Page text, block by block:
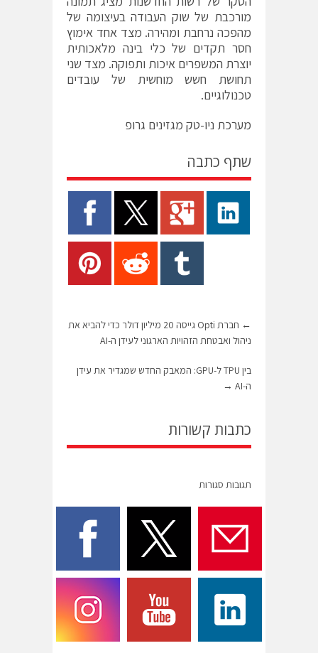
מורכבת של שוק העבודה בעיצומה של
מהפכה נרחבת ומהירה. מצד אחד אימוץ
חסר תקדים של כלי בינה מלאכותית
יוצרת המשפרים איכות ותפוקה. מצד שני
תחושת חשש מוחשית של עובדים
טכנולוגיים.
מערכת ניו-טק מגזינים גרופ
שתף כתבה
←
חברת Opti גייסה 20 מיליון דולר כדי להביא את
ניהול ואבטחת הזהויות הארגוני לעידן ה-AI
בין TPU ל-GPU: המאבק החדש שמגדיר את עידן
ה-AI
→
כתבות קשורות
תגובות סגורות